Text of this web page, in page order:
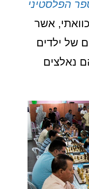
הפלסטיני
אשר
של ילדים
נאלצים